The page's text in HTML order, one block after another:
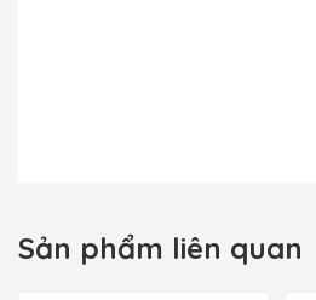
Sản phẩm liên quan